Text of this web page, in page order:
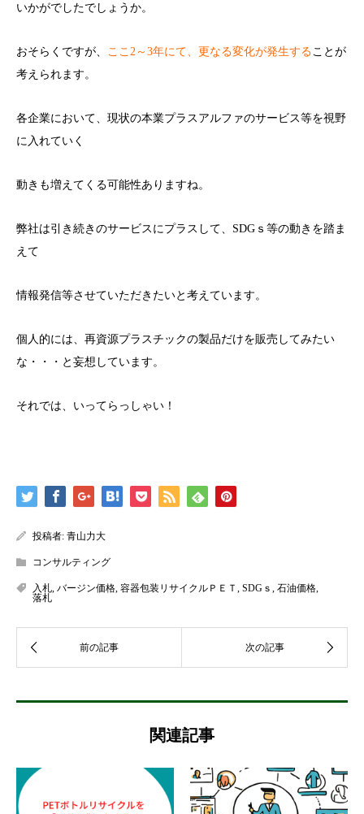
いかがでしたでしょうか。
おそらくですが、 ここ2～3年にて、更なる変化が発生することが
考えられます。
各企業において、現状の本業プラスアルファのサービス等を視野
に入れていく
動きも増えてくる可能性ありますね。
弊社は引き続きのサービスにプラスして、SDGｓ等の動きを踏ま
えて
情報発信等させていただきたいと考えています。
個人的には、再資源プラスチックの製品だけを販売してみたい
な・・・と妄想しています。
それでは、いってらっしゃい！
投稿者: 青山力大
コンサルティング
入札, バージン価格, 容器包装リサイクルＰＥＴ , SDGｓ , 石油価格,
落札
関連記事